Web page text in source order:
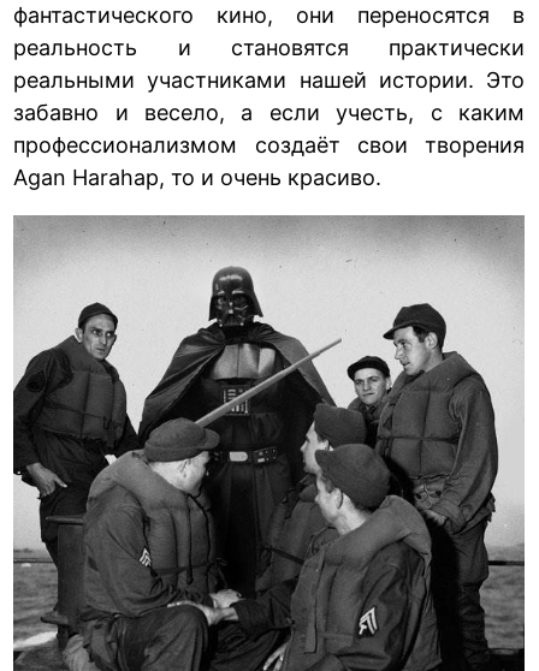
фантастического кино, они переносятся в
реальность и становятся практически
реальными участниками нашей истории. Это
забавно и весело, а если учесть, с каким
профессионализмом создаёт свои творения
Agan Harahap, то и очень красиво.